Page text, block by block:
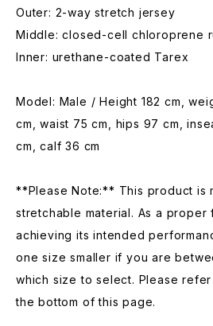
Outer: 2-way stretch jersey
Middle: closed-cell chloroprene
Inner: urethane-coated Tarex
Model: Male / Height 182 cm,
cm, waist 75 cm, hips 97 cm,
cm, calf 36 cm
**Please Note:** This product is
stretchable material. As a proper
achieving its intended
one size smaller if you are
which size to select. Please
the bottom of this page.